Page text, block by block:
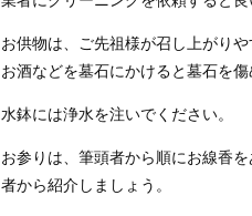
お供物は、ご先祖様が召し上がり
お酒などを墓石にかけると墓石を
水鉢には浄水を注いでください。
お参りは、筆頭者から順にお線香
者から紹介しましょう。